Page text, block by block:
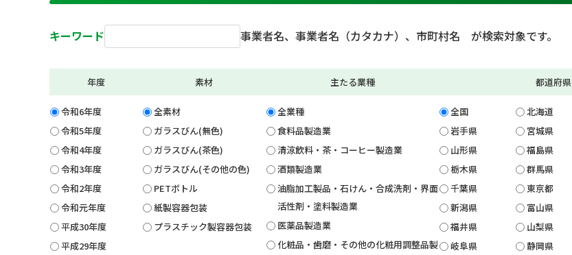
キーワード 事業者名、事業者名（カタカナ）、市町村名 が検索対象です。
年度
令和6年度
令和5年度
令和4年度
令和3年度
令和2年度
令和元年度
平成30年度
平成29年度
素材
全素材
ガラスびん(無色)
ガラスびん(茶色)
ガラスびん(その他の色)
PETボトル
紙製容器包装
プラスチック製容器包装
主たる業種
全業種
食料品製造業
清涼飲料・茶・コーヒー製造業
酒類製造業
油脂加工製品・石けん・合成洗剤・界面
活性剤・塗料製造業
医薬品製造業
化粧品・歯磨・その他の化粧用調整品製
都道府県
全国 北海道
岩手県
宮城県
山形県
福島県
栃木県
群馬県
千葉県
東京都
新潟県
富山県
福井県
山梨県
岐阜県
静岡県